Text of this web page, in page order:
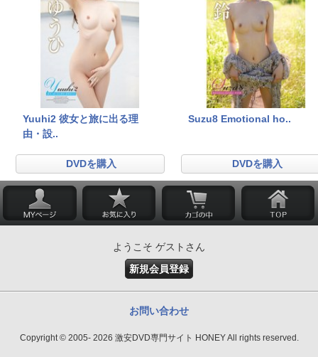
Yuuhi2 彼女と旅に出る理
由・設..
DVDを購入
Suzu8 Emotional ho..
DVDを購入
ようこそ ゲストさん
新規会員登録
お問い合わせ
Copyright © 2005- 2026 激安DVD専門サイト HONEY All rights reserved.